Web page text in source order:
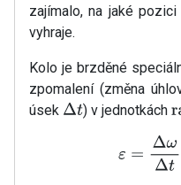
zajímalo, na jaké
vyhraje.
Kolo je brzděné
zpomalení (změna
úsek Δt ) v jednotkách
ε=Δω